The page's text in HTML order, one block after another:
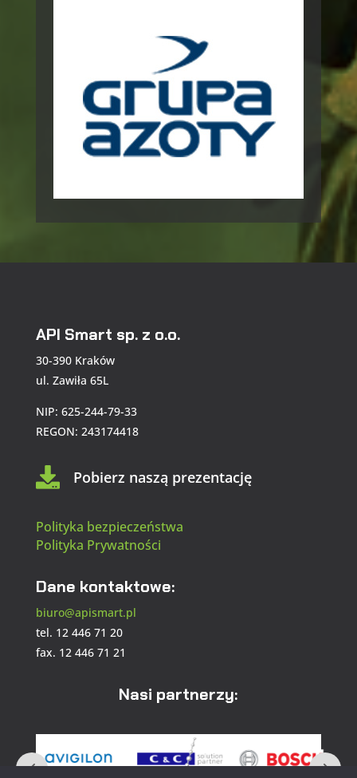
API Smart sp. z o.o.
30-390 Kraków
ul. Zawiła 65L
NIP: 625-244-79-33
REGON: 243174418
 Pobierz naszą prezentację
Polityka bezpieczeństwa
Polityka Prywatności
Dane kontaktowe:
biuro@apismart.pl
tel. 12 446 71 20
fax. 12 446 71 21
Nasi partnerzy: